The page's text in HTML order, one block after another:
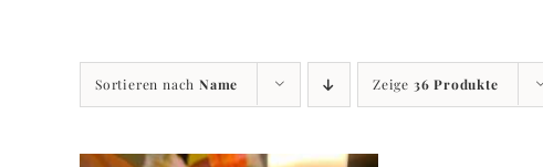
Sortieren nach Name Zeige 36 Produkte